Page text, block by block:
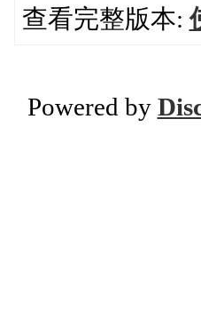
查看完整版本:
Powered by